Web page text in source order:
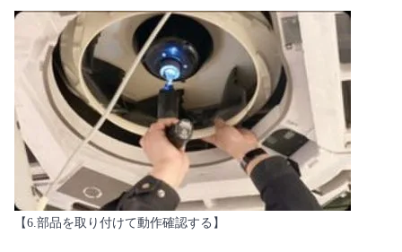
【6.部品を取り付けて動作確認する】